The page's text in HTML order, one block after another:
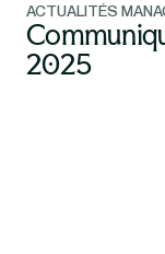
ACTUALITÉS
2025